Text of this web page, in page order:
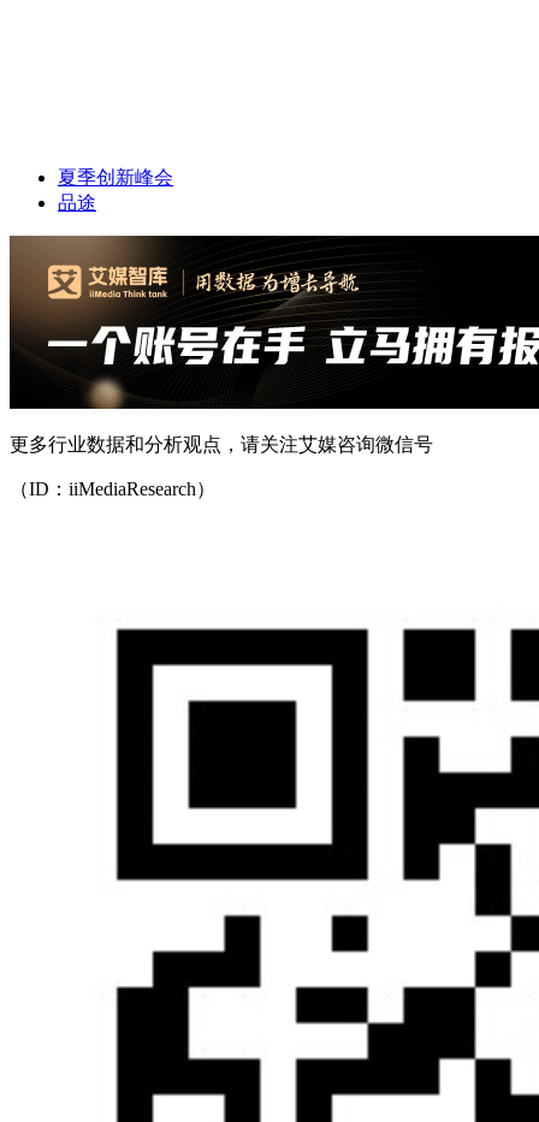
夏季创新峰会
品途
更多行业数据和分析观点，请关注艾媒咨询微信号
（ID：iiMediaResearch）